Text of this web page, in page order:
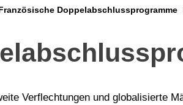
Doppelabschlussprogramme
Verflechtungen und globalisierte